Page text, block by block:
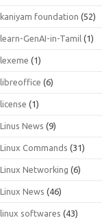
kaniyam foundation (52)
learn-GenAI-in-Tamil (1)
lexeme (1)
libreoffice (6)
license (1)
Linus News (9)
Linux Commands (31)
Linux Networking (6)
Linux News (46)
linux softwares (43)